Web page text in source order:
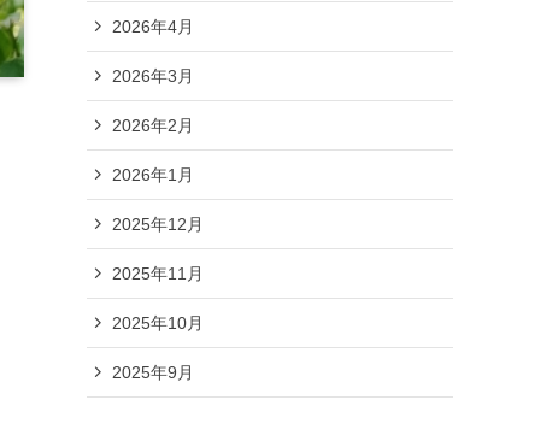
2026年4月
2026年3月
2026年2月
2026年1月
2025年12月
2025年11月
2025年10月
2025年9月